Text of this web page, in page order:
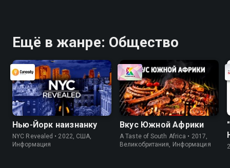
Ещё в жанре: Общество
Нью-Йорк наизнанку
NYC Revealed • 2022, США,
Информация
Вкус Южной Африки
A Taste of South Africa • 2017,
Великобритания, Информация